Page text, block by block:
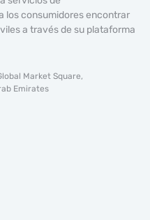
los consumidores encontrar
a través de su plataforma
Market Square,
Emirates